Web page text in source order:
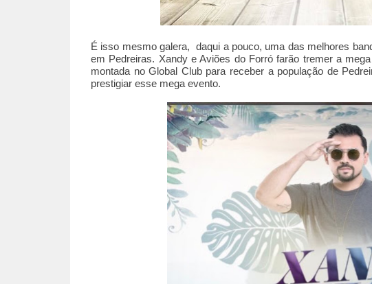
É isso mesmo galera, daqui a pouco, uma das melhores
em Pedreiras. Xandy e Aviões do Forró farão tremer a
montada no Global Club para receber a população de
prestigiar esse mega evento.